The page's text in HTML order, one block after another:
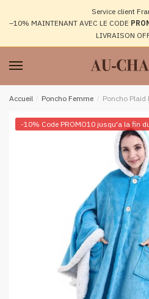
navigation
Service client
–10% MAINTENANT AVEC LE CODE
LIVRAISON
Accueil / Poncho Femme / Poncho Plaid
-10% Code PROMO10 jusqu'a la fin